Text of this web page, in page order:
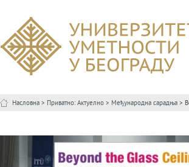
Насловна > Приватно: Актуелно > Међународна сарадња >